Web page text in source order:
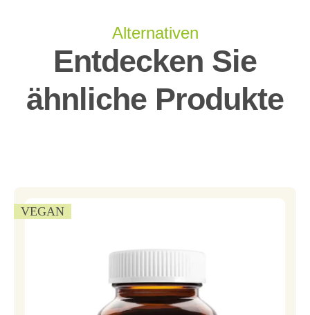
Alternativen
Entdecken Sie
ähnliche Produkte
VEGAN